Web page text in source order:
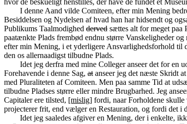
I denne Aand vilde Comiteen, efter min Mening
Besiddelsen og Nydelsen af hvad han har hidsendt og
Publikums Taalmodighed derved sættes alt for meget paa
paatænkte Plads frembød endnu større Vanskeligheder
efter min Mening, i et yderligere Ansvarlighedsforhold til
den os allernaadigst tilbudne Plads.
Idet jeg derfra med mine Colleger anseer det for en
Forehavende i denne Sag, at anseer jeg det næste Skridt
med Pluraliteten af Comiteen. Men paa samme Tid at
tilbudne Pladses større eller mindre Brugbarhed. Jeg
Capitaler ere tilsted, [mislig] fordi, naar Forholdene
projecterer frit, end vælger en Restauration, og fordi det i
Idet jeg saaledes afgiver en Mening, der i enkelte,